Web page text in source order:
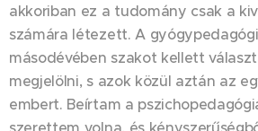
akkoriban ez a tudomány csak a
számára létezett. A
másodévében szakot kellett
megjelölni, s azok közül aztán az
embert. Beírtam a
szerettem volna, és